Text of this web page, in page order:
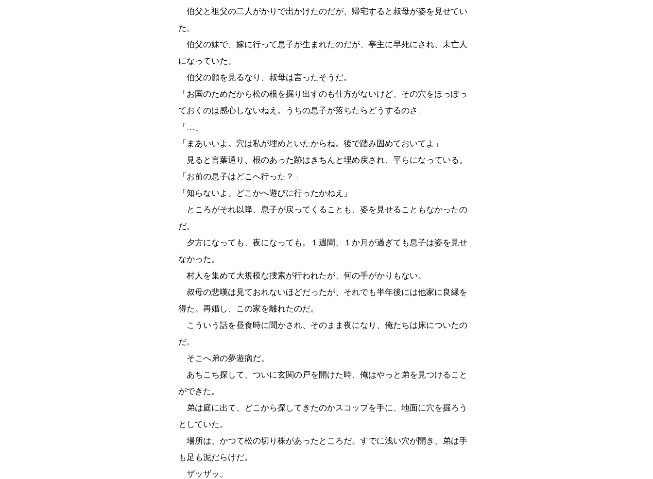
伯父と祖父の二人がかりで出かけたのだが、帰宅すると叔母が姿を見せてい
た。
伯父の妹で、嫁に行って息子が生まれたのだが、亭主に早死にされ、未亡人
になっていた。
伯父の顔を見るなり、叔母は言ったそうだ。
「お国のためだから松の根を掘り出すのも仕方がないけど、その穴をほっぽっ
ておくのは感心しないねえ。うちの息子が落ちたらどうするのさ」
「…」
「まあいいよ。穴は私が埋めといたからね。後で踏み固めておいてよ」
見ると言葉通り、根のあった跡はきちんと埋め戻され、平らになっている。
「お前の息子はどこへ行った？」
「知らないよ。どこかへ遊びに行ったかねえ」
ところがそれ以降、息子が戻ってくることも、姿を見せることもなかったの
だ。
夕方になっても、夜になっても。１週間、１か月が過ぎても息子は姿を見せ
なかった。
村人を集めて大規模な捜索が行われたが、何の手がかりもない。
叔母の悲嘆は見ておれないほどだったが、それでも半年後には他家に良縁を
得た。再婚し、この家を離れたのだ。
こういう話を昼食時に聞かされ、そのまま夜になり、俺たちは床についたの
だ。
そこへ弟の夢遊病だ。
あちこち探して、ついに玄関の戸を開けた時、俺はやっと弟を見つけること
ができた。
弟は庭に出て、どこから探してきたのかスコップを手に、地面に穴を掘ろう
としていた。
場所は、かつて松の切り株があったところだ。すでに浅い穴が開き、弟は手
も足も泥だらけだ。
ザッザッ。